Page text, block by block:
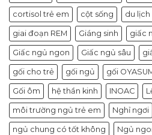
cortisol trẻ em cột sống du
giai đoạn REM Giáng sinh giấc
Giấc ngủ ngon Giấc ngủ sâu
gối cho trẻ gối ngủ gối
Gối ôm hệ thần kinh INOAC
môi trường ngủ trẻ em Nghỉ ngơi
ngủ chung có tốt không Ngủ